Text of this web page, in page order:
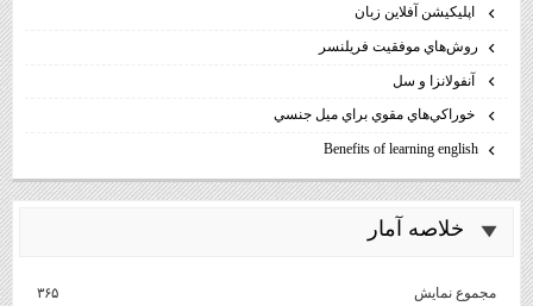
اپليكيشن آفلاين زبان
روش‌هاي موفقيت فريلنسر
آنفولانزا و سل
خوراكي‌هاي مقوي براي ميل جنسي
Benefits of learning english
خلاصه آمار
مجموع نمایش‌ ۳۶۵